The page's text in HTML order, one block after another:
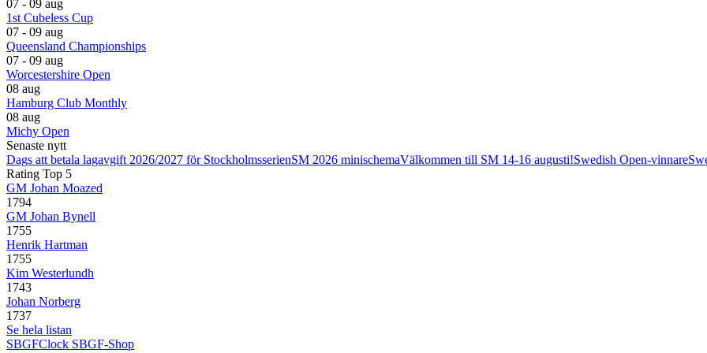
07 - 09 aug
1st Cubeless Cup
07 - 09 aug
Queensland Championships
07 - 09 aug
Worcestershire Open
08 aug
Hamburg Club Monthly
08 aug
Michy Open
Senaste nytt
Dags att betala lagavgift 2026/2027 för StockholmsserienSM 2026 minischemaVälkommen till SM 14-16 augusti!Swedish Open-vinnare
Rating Top 5
GM Johan Moazed
1794
GM Johan Bynell
1755
Henrik Hartman
1755
Kim Westerlundh
1743
Johan Norberg
1737
Se hela listan
SBGFClock SBGF-Shop